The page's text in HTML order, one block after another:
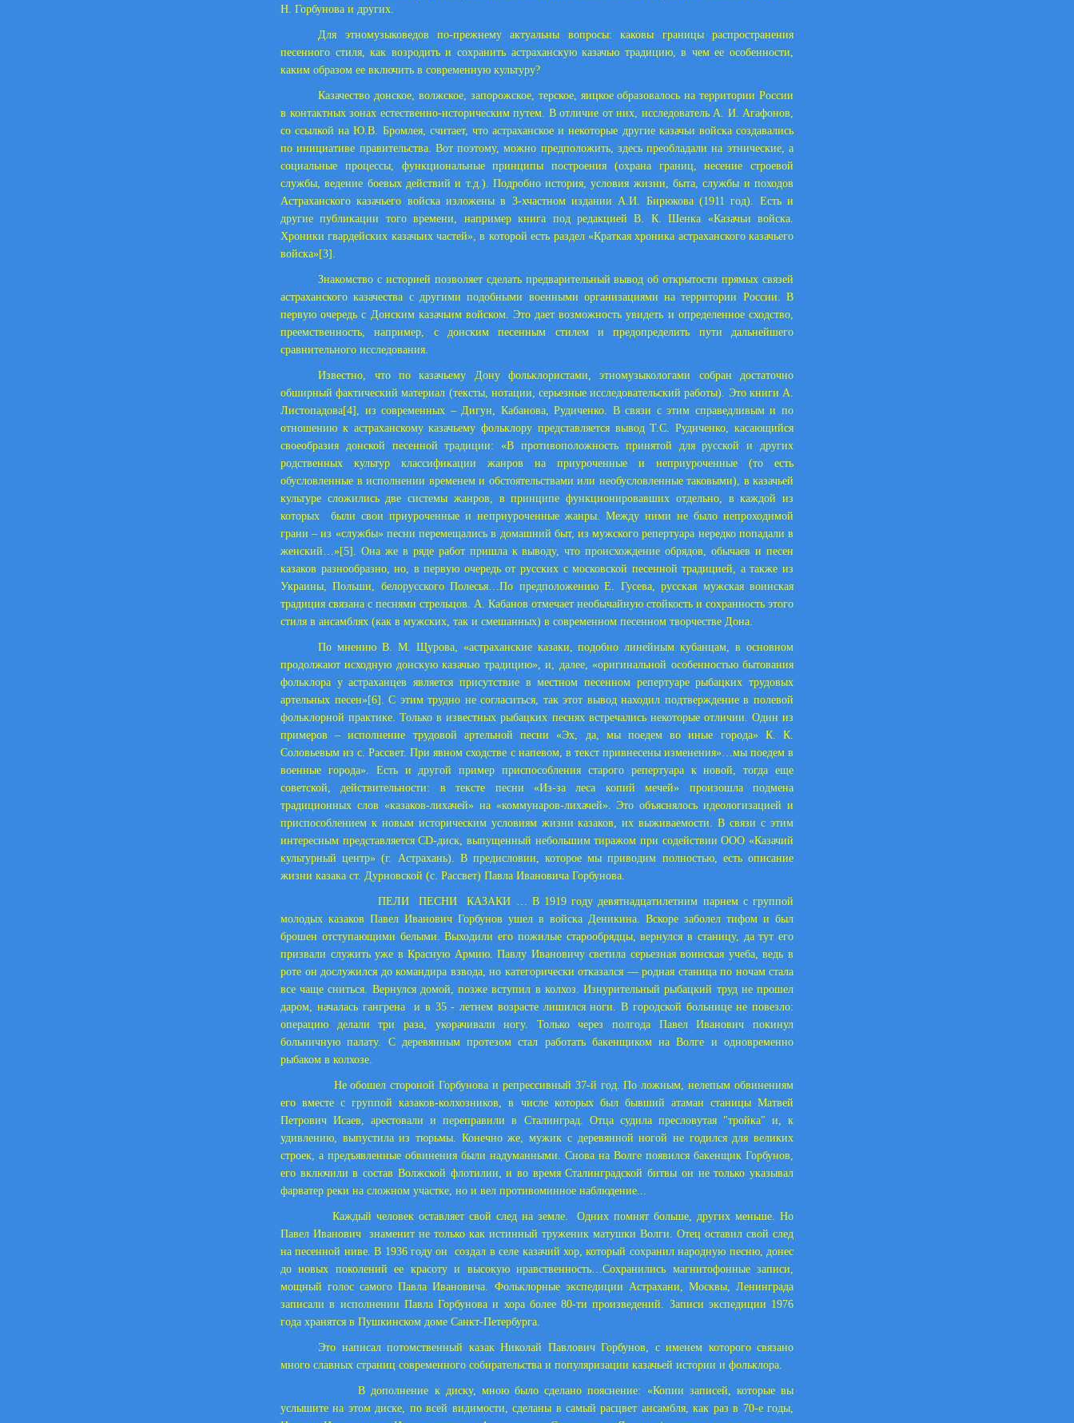
Н. Горбунова и других.
Для этномузыковедов по-прежнему актуальны вопросы: каковы границы распространения
песенного стиля, как возродить и сохранить астраханскую казачью традицию, в чем ее особенности,
каким образом ее включить в современную культуру?
Казачество донское, волжское, запорожское, терское, яицкое образовалось на территории России
в контактных зонах естественно-историческим путем. В отличие от них, исследователь А. И. Агафонов,
со ссылкой на Ю.В. Бромлея, считает, что астраханское и некоторые другие казачьи войска создавались
по инициативе правительства. Вот поэтому, можно предположить, здесь преобладали на этнические, а
социальные процессы, функциональные принципы построения (охрана границ, несение строевой
службы, ведение боевых действий и т.д.). Подробно история, условия жизни, быта, службы и походов
Астраханского казачьего войска изложены в 3-хчастном издании А.И. Бирюкова (1911 год). Есть и
другие публикации того времени, например книга под редакцией В. К. Шенка «Казачьи войска.
Хроники гвардейских казачьих частей», в которой есть раздел «Краткая хроника астраханского казачьего
войска»[3] .
Знакомство с историей позволяет сделать предварительный вывод об открытости прямых связей
астраханского казачества с другими подобными военными организациями на территории России. В
первую очередь с Донским казачьим войском. Это дает возможность увидеть и определенное сходство,
преемственность, например, с донским песенным стилем и предопределить пути дальнейшего
сравнительного исследования.
Известно, что по казачьему Дону фольклористами, этномузыкологами собран достаточно
обширный фактический материал (тексты, нотации, серьезные исследовательский работы). Это книги А.
Листопадова[4] , из современных – Дигун, Кабанова, Рудиченко. В связи с этим справедливым и по
отношению к астраханскому казачьему фольклору представляется вывод Т.С. Рудиченко, касающийся
своеобразия донской песенной традиции: «В противоположность принятой для русской и других
родственных культур классификации жанров на приуроченные и неприуроченные (то есть
обусловленные в исполнении временем и обстоятельствами или необусловленные таковыми), в казачьей
культуре сложились две системы жанров, в принципе функционировавших отдельно, в каждой из
которых были свои приуроченные и неприуроченные жанры. Между ними не было непроходимой
грани – из «службы» песни перемещались в домашний быт, из мужского репертуара нередко попадали в
женский…»[5] . Она же в ряде работ пришла к выводу, что происхождение обрядов, обычаев и песен
казаков разнообразно, но, в первую очередь от русских с московской песенной традицией, а также из
Украины, Польши, белорусского Полесья…По предположению Е. Гусева, русская мужская воинская
традиция связана с песнями стрельцов. А. Кабанов отмечает необычайную стойкость и сохранность этого
стиля в ансамблях (как в мужских, так и смешанных) в современном песенном творчестве Дона.
По мнению В. М. Щурова, «астраханские казаки, подобно линейным кубанцам, в основном
продолжают исходную донскую казачью традицию», и, далее, «оригинальной особенностью бытования
фольклора у астраханцев является присутствие в местном песенном репертуаре рыбацких трудовых
артельных песен»[6] . С этим трудно не согласиться, так этот вывод находил подтверждение в полевой
фольклорной практике. Только в известных рыбацких песнях встречались некоторые отличии. Один из
примеров – исполнение трудовой артельной песни «Эх, да, мы поедем во иные города» К. К.
Соловьевым из с. Рассвет. При явном сходстве с напевом, в текст привнесены изменения»…мы поедем в
военные города». Есть и другой пример приспособления старого репертуара к новой, тогда еще
советской, действительности: в тексте песни «Из-за леса копий мечей» произошла подмена
традиционных слов «казаков-лихачей» на «коммунаров-лихачей». Это объяснялось идеологизацией и
приспособлением к новым историческим условиям жизни казаков, их выживаемости. В связи с этим
интересным представляется CD-диск, выпущенный небольшим тиражом при содействии ООО «Казачий
культурный центр» (г. Астрахань). В предисловии, которое мы приводим полностью, есть описание
жизни казака ст. Дурновской (с. Рассвет) Павла Ивановича Горбунова.
ПЕЛИ ПЕСНИ КАЗАКИ … В 1919 году девятнадцатилетним парнем с группой
молодых казаков Павел Иванович Горбунов ушел в войска Деникина. Вскоре заболел тифом и был
брошен отступающими белыми. Выходили его пожилые старообрядцы, вернулся в станицу, да тут его
призвали служить уже в Красную Армию. Павлу Ивановичу светила серьезная воинская учеба, ведь в
роте он дослужился до командира взвода, но категорически отказался — родная станица по ночам стала
все чаще сниться. Вернулся домой, позже вступил в колхоз. Изнурительный рыбацкий труд не прошел
даром, началась гангрена и в 35 - летнем возрасте лишился ноги. В городской больнице не повезло:
операцию делали три раза, укорачивали ногу. Только через полгода Павел Иванович покинул
больничную палату. С деревянным протезом стал работать бакенщиком на Волге и одновременно
рыбаком в колхозе.
Не обошел стороной Горбунова и репрессивный 37-й год. По ложным, нелепым обвинениям
его вместе с группой казаков-колхозников, в числе которых был бывший атаман станицы Матвей
Петрович Исаев, арестовали и переправили в Сталинград. Отца судила пресловутая "тройка" и, к
удивлению, выпустила из тюрьмы. Конечно же, мужик с деревянной ногой не годился для великих
строек, а предъявленные обвинения были надуманными. Снова на Волге появился бакенщик Горбунов,
его включили в состав Волжской флотилии, и во время Сталинградской битвы он не только указывал
фарватер реки на сложном участке, но и вел противоминное наблюдение...
Каждый человек оставляет свой след на земле. Одних помнят больше, других меньше. Но
Павел Иванович знаменит не только как истинный труженик матушки Волги. Отец оставил свой след
на песенной ниве. В 1936 году он создал в селе казачий хор, который сохранил народную песню, донес
до новых поколений ее красоту и высокую нравственность…Сохранились магнитофонные записи,
мощный голос самого Павла Ивановича. Фольклорные экспедиции Астрахани, Москвы, Ленинграда
записали в исполнении Павла Горбунова и хора более 80-ти произведений. Записи экспедиции 1976
года хранятся в Пушкинском доме Санкт-Петербурга.
Это написал потомственный казак Николай Павлович Горбунов, с именем которого связано
много славных страниц современного собирательства и популяризации казачьей истории и фольклора.
В дополнение к диску, мною было сделано пояснение: «Копии записей, которые вы
услышите на этом диске, по всей видимости, сделаны в самый расцвет ансамбля, как раз в 70-е годы,